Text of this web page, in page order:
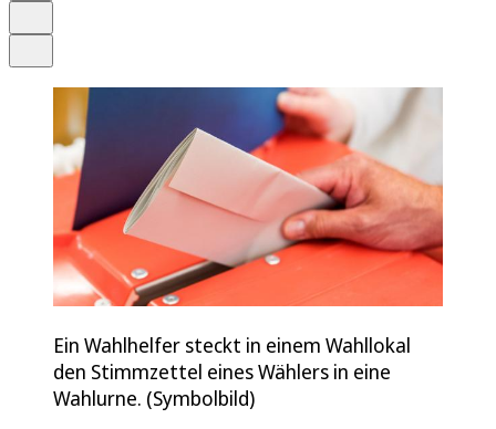
Ein Wahlhelfer steckt in einem Wahllokal
den Stimmzettel eines Wählers in eine
Wahlurne. (Symbolbild)